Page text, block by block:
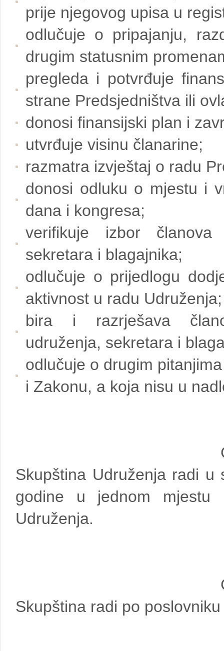
prije njegovog upisa u
odlučuje o pripajanju,
drugim statusnim
pregleda i potvrđuje
strane Predsjedništva ili
donosi finansijski plan i
utvrđuje visinu članarine;
razmatra izvještaj o radu
donosi odluku o mjestu i
dana i kongresa;
verifikuje izbor članova
sekretara i blagajnika;
odlučuje o prijedlogu
aktivnost u radu Udruženja;
bira i razrješava
udruženja, sekretara i
odlučuje o drugim
i Zakonu, a koja nisu u
Skupština Udruženja radi u
godine u jednom mjestu
Udruženja.
Skupština radi po